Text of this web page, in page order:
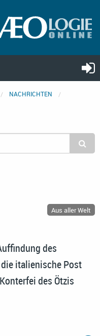
NACHRICHTEN
Aus aller Welt
des
italienische Post
des Ötzis